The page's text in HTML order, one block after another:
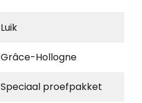
Luik
Grâce-Hollogne
Speciaal proefpakket